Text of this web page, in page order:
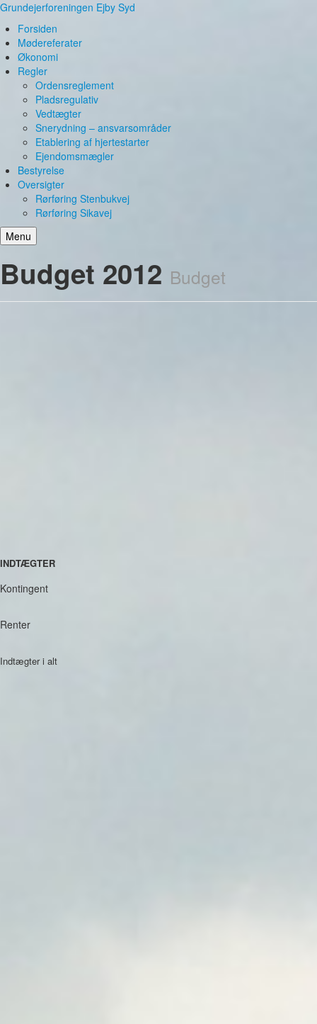
Grundejerforeningen Ejby Syd
Forsiden
Mødereferater
Økonomi
Regler
Ordensreglement
Pladsregulativ
Vedtægter
Snerydning – ansvarsområder
Etablering af hjertestarter
Ejendomsmægler
Bestyrelse
Oversigter
Rørføring Stenbukvej
Rørføring Sikavej
Menu
Budget 2012 Budget
INDTÆGTER
Kontingent
Renter
Indtægter i alt